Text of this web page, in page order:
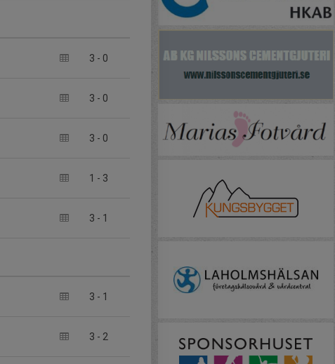
3 - 0
3 - 0
3 - 0
1 - 3
3 - 1
3 - 1
3 - 2